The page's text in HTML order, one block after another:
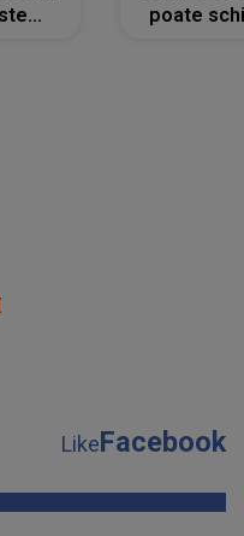
poate
LikeFacebook